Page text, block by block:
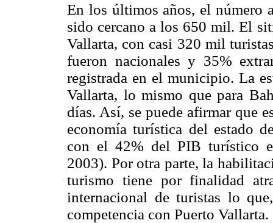
En los últimos años, el número
sido cercano a los 650 mil. El
Vallarta, con casi 320 mil
fueron nacionales y 35%
registrada en el municipio. La
Vallarta, lo mismo que para
días. Así, se puede afirmar que
economía turística del estado
con el 42% del PIB turístico
2003). Por otra parte, la
turismo tiene por finalidad
internacional de turistas lo
competencia con Puerto Vallarta.